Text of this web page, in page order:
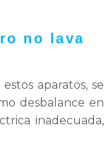
no lava
aparatos, se
desbalance en
inadecuada,